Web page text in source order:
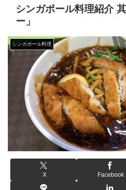
シンガポール料理紹介
ー」
シンガポール料理
X Facebook